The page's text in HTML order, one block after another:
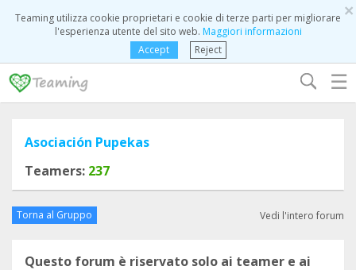
×
Teaming utilizza cookie proprietari e cookie di terze parti per migliorare
l'esperienza utente del sito web. Maggiori informazioni
Accept
Reject
☰
Asociación Pupekas
Teamers: 237
Torna al Gruppo Vedi l'intero forum
Questo forum è riservato solo ai teamer e ai